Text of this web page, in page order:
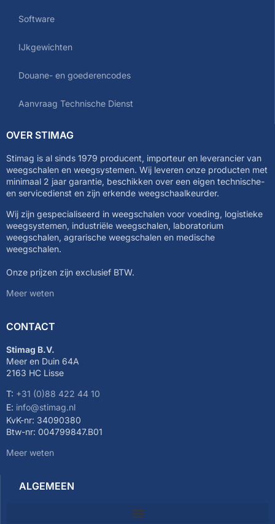
Software
IJkgewichten
Douane- en goederencodes
Aanvraag Technische Dienst
OVER STIMAG
Stimag is al sinds 1979 producent, importeur en leverancier van
weegschalen en weegsystemen. Wij leveren onze producten met
minimaal 2 jaar garantie, beschikken over een eigen technische-
en servicedienst en zijn erkende weegschaalkeurder.
Wij zijn gespecialiseerd in weegschalen voor voeding, logistieke
weegsystemen, industriële weegschalen, laboratorium
weegschalen, agrarische weegschalen en medische
weegschalen.
Onze prijzen zijn exclusief BTW.
Meer weten
CONTACT
Stimag B.V.
Meer en Duin 64A
2163 HC Lisse
T: +31 (0)88 422 44 10
E: info@stimag.nl
KvK-nr: 34090380
Btw-nr: 004799847.B01
Meer weten
ALGEMEEN